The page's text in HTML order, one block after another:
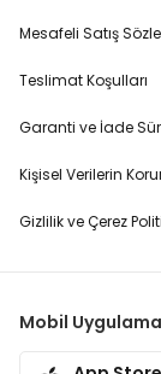
Mesafeli Satış
Teslimat Koşulları
Garanti ve İade
Kişisel Verilerin
Gizlilik ve Çerez
Mobil